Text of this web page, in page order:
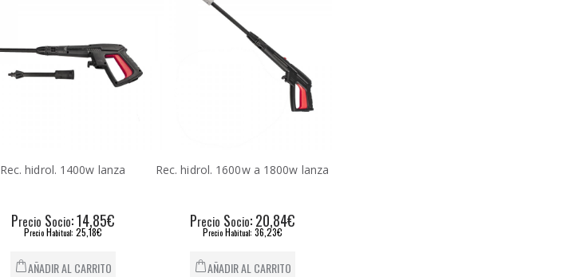
Rec. hidrol. 1400w lanza
Precio Socio: 14,85€
PrecioHabitual: 25,18€
AÑADIR AL CARRITO
Rec. hidrol. 1600w a 1800w lanza
Precio Socio: 20,84€
PrecioHabitual: 36,23€
AÑADIR AL CARRITO